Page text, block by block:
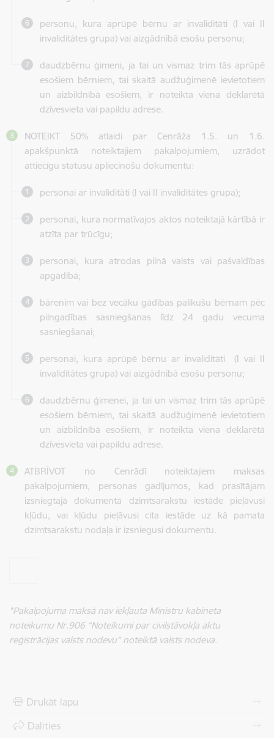
personu, kura aprūpē bērnu ar invaliditāti (I vai II
invaliditātes grupa) vai aizgādnībā esošu personu;
daudzbērnu ģimeni, ja tai un vismaz trim tās aprūpē
esošiem bērniem, tai skaitā audžuģimenē ievietotiem
un aizbildnībā esošiem, ir noteikta viena deklarētā
dzīvesvieta vai papildu adrese.
NOTEIKT 50% atlaidi par Cenrāža 1.5. un 1.6.
apakšpunktā noteiktajiem pakalpojumiem, uzrādot
attiecīgu statusu apliecinošu dokumentu:
personai ar invaliditāti (I vai II invaliditātes grupa);
personai, kura normatīvajos aktos noteiktajā kārtībā ir
atzīta par trūcīgu;
personai, kura atrodas pilnā valsts vai pašvaldības
apgādībā;
bārenim vai bez vecāku gādības palikušu bērnam pēc
pilngadības sasniegšanas līdz 24 gadu vecuma
sasniegšanai;
personai, kura aprūpē bērnu ar invaliditāti (I vai II
invaliditātes grupa) vai aizgādnībā esošu personu;
daudzbērnu ģimenei, ja tai un vismaz trim tās aprūpē
esošiem bērniem, tai skaitā audžuģimenē ievietotiem
un aizbildnībā esošiem, ir noteikta viena deklarētā
dzīvesvieta vai papildu adrese.
ATBRĪVOT no Cenrādī noteiktajiem maksas
pakalpojumiem, personas gadījumos, kad prasītājam
izsniegtajā dokumentā dzimtsarakstu iestāde pieļāvusi
kļūdu, vai kļūdu pieļāvusi cita iestāde uz kā pamata
dzimtsarakstu nodaļa ir izsniegusi dokumentu.
*Pakalpojuma maksā nav iekļauta Ministru kabineta
noteikumu Nr.906 “Noteikumi par civilstāvokļa aktu
reģistrācijas valsts nodevu” noteiktā valsts nodeva.
Drukāt lapu
Dalīties